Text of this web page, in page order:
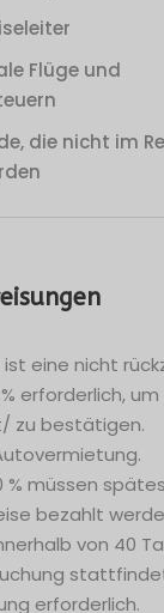
Flüge und
die nicht im
ist eine nicht
erforderlich,
zu bestätigen.
% müssen
bezahlt
von 40
erforderlich.